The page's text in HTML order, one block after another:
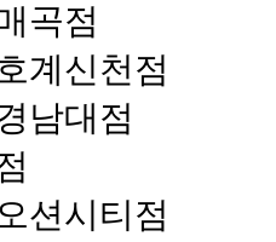
곡점
계신천점
남대점
션시티점